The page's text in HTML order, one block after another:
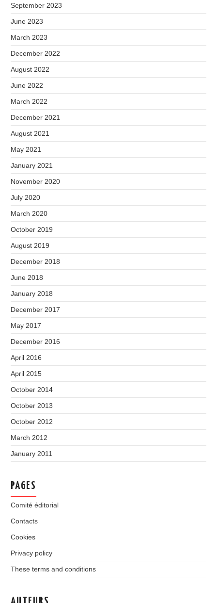
September 2023
June 2023
March 2023
December 2022
August 2022
June 2022
March 2022
December 2021
August 2021
May 2021
January 2021
November 2020
July 2020
March 2020
October 2019
August 2019
December 2018
June 2018
January 2018
December 2017
May 2017
December 2016
April 2016
April 2015
October 2014
October 2013
October 2012
March 2012
January 2011
PAGES
Comité éditorial
Contacts
Cookies
Privacy policy
These terms and conditions